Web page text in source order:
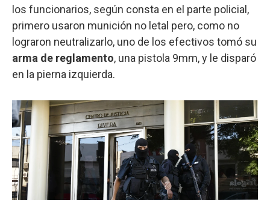
los funcionarios, según consta en el parte policial,
primero usaron munición no letal pero, como no
lograron neutralizarlo, uno de los efectivos tomó su
arma de reglamento, una pistola 9mm, y le disparó
en la pierna izquierda.